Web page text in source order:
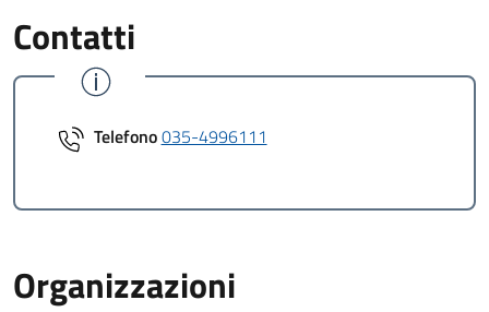
Contatti
Telefono035-4996111
Organizzazioni